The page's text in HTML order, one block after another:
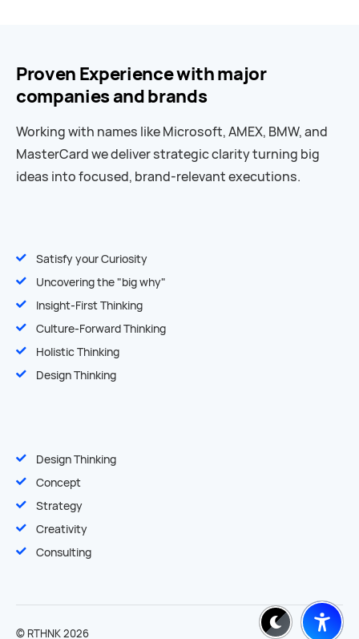
Proven Experience with major
companies and brands
Working with names like Microsoft, AMEX, BMW, and
MasterCard we deliver strategic clarity turning big
ideas into focused, brand-relevant executions.
Satisfy your Curiosity
Uncovering the "big why"
Insight-First Thinking
Culture-Forward Thinking
Holistic Thinking
Design Thinking
Design Thinking
Concept
Strategy
Creativity
Consulting
© RTHNK 2026